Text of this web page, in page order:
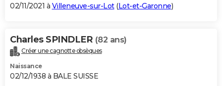
02/11/2021 à Villeneuve-sur-Lot(Lot-et-Garonne)
Charles SPINDLER (82 ans)
Créer une cagnotte obsèques
Naissance
02/12/1938 à BALE SUISSE